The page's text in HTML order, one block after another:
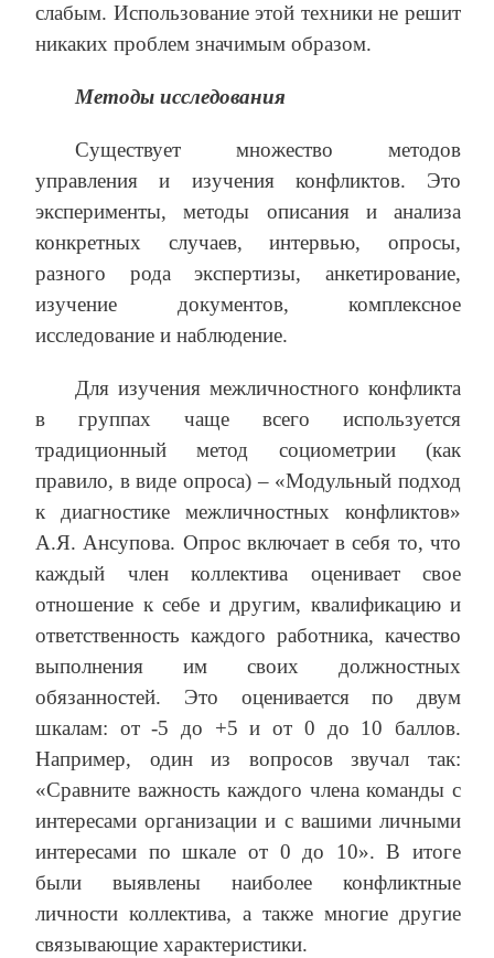
слабым. Использование этой техники не решит
никаких проблем значимым образом.
Методы исследования
Существует множество методов
управления и изучения конфликтов. Это
эксперименты, методы описания и анализа
конкретных случаев, интервью, опросы,
разного рода экспертизы, анкетирование,
изучение документов, комплексное
исследование и наблюдение.
Для изучения межличностного конфликта
в группах чаще всего используется
традиционный метод социометрии (как
правило, в виде опроса) – «Модульный подход
к диагностике межличностных конфликтов»
А.Я. Ансупова. Опрос включает в себя то, что
каждый член коллектива оценивает свое
отношение к себе и другим, квалификацию и
ответственность каждого работника, качество
выполнения им своих должностных
обязанностей. Это оценивается по двум
шкалам: от -5 до +5 и от 0 до 10 баллов.
Например, один из вопросов звучал так:
«Сравните важность каждого члена команды с
интересами организации и с вашими личными
интересами по шкале от 0 до 10». В итоге
были выявлены наиболее конфликтные
личности коллектива, а также многие другие
связывающие характеристики.